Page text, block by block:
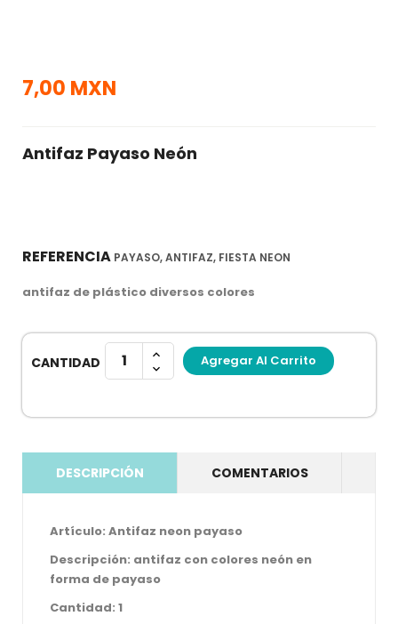
7,00 MXN
Antifaz Payaso Neón
REFERENCIA PAYASO, ANTIFAZ, FIESTA NEON
antifaz de plástico diversos colores
CANTIDAD Agregar Al Carrito
DESCRIPCIÓN COMENTARIOS
Artículo: Antifaz neon payaso
Descripción: antifaz con colores neón en
forma de payaso
Cantidad: 1